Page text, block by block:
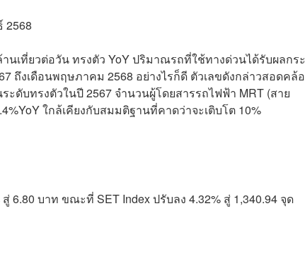
2568
นเที่ยวต่อวัน ทรงตัว YoY ปริมาณรถที่ใช้ทางด่วนได้รับผลกร
ถึงเดือนพฤษภาคม 2568 อย่างไรก็ดี ตัวเลขดังกล่าวสอดคล้
บทรงตัวในปี 2567 จำนวนผู้โดยสารรถไฟฟ้า MRT (สาย
ใกล้เคียงกับสมมติฐานที่คาดว่าจะเติบโต 10%
6.80 บาท ขณะที่ SET Index ปรับลง 4.32% สู่ 1,340.94 จุด